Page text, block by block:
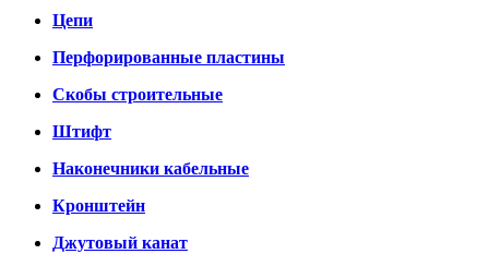
Цепи
Перфорированные пластины
Скобы строительные
Штифт
Наконечники кабельные
Кронштейн
Джутовый канат